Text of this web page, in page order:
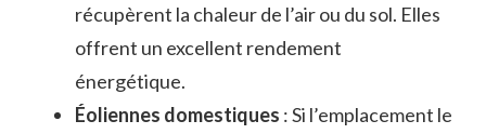
récupèrent la chaleur de l’air ou du sol. Elles
offrent un excellent rendement
énergétique.
Éoliennes domestiques : Si l’emplacement le